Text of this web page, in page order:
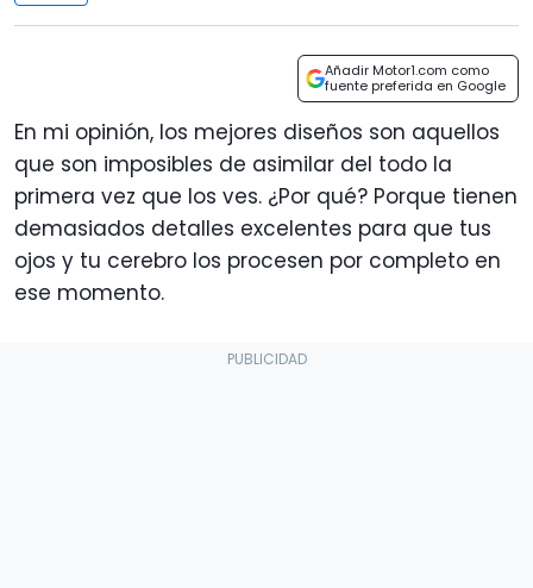
Añadir Motor1.com como
fuente preferida en Google
En mi opinión, los mejores diseños son aquellos
que son imposibles de asimilar del todo la
primera vez que los ves. ¿Por qué? Porque tienen
demasiados detalles excelentes para que tus
ojos y tu cerebro los procesen por completo en
ese momento.